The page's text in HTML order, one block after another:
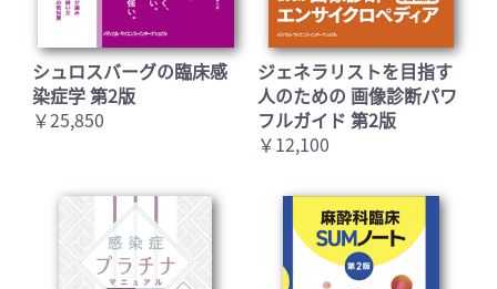
シュロスバーグの臨床感
染症学 第2版
￥25,850
ジェネラリストを目指す
人のための 画像診断パワ
フルガイド 第2版
￥12,100